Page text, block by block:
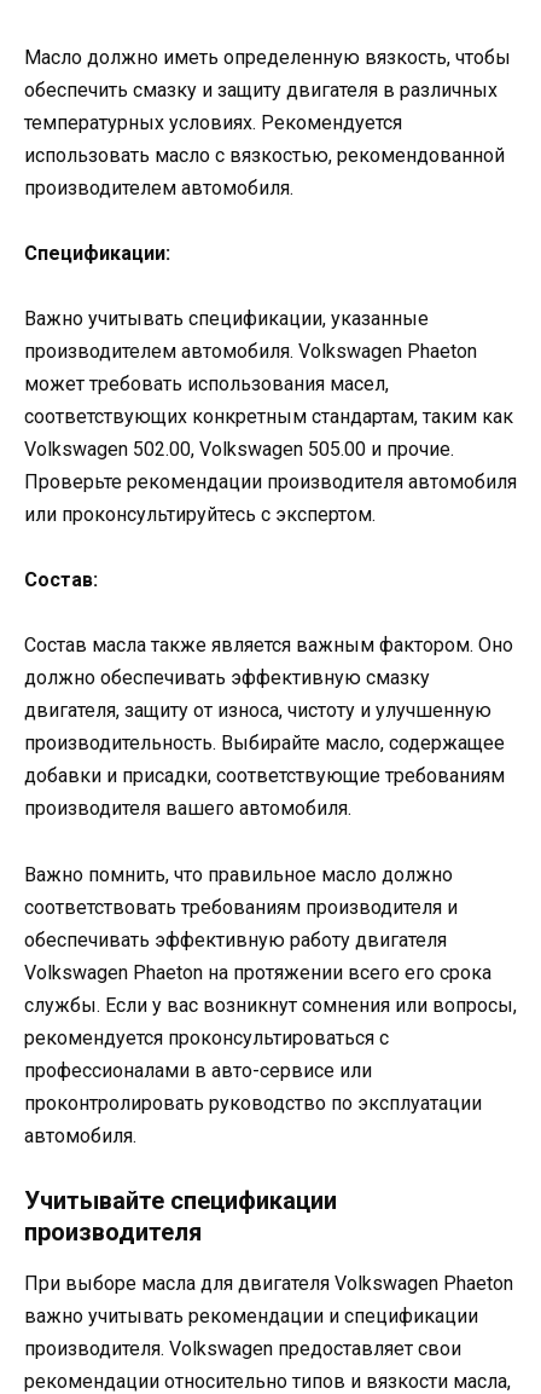
Масло должно иметь определенную вязкость, чтобы
обеспечить смазку и защиту двигателя в различных
температурных условиях. Рекомендуется
использовать масло с вязкостью, рекомендованной
производителем автомобиля.
Спецификации:
Важно учитывать спецификации, указанные
производителем автомобиля. Volkswagen Phaeton
может требовать использования масел,
соответствующих конкретным стандартам, таким как
Volkswagen 502.00, Volkswagen 505.00 и прочие.
Проверьте рекомендации производителя автомобиля
или проконсультируйтесь с экспертом.
Состав:
Состав масла также является важным фактором. Оно
должно обеспечивать эффективную смазку
двигателя, защиту от износа, чистоту и улучшенную
производительность. Выбирайте масло, содержащее
добавки и присадки, соответствующие требованиям
производителя вашего автомобиля.
Важно помнить, что правильное масло должно
соответствовать требованиям производителя и
обеспечивать эффективную работу двигателя
Volkswagen Phaeton на протяжении всего его срока
службы. Если у вас возникнут сомнения или вопросы,
рекомендуется проконсультироваться с
профессионалами в авто-сервисе или
проконтролировать руководство по эксплуатации
автомобиля.
Учитывайте спецификации
производителя
При выборе масла для двигателя Volkswagen Phaeton
важно учитывать рекомендации и спецификации
производителя. Volkswagen предоставляет свои
рекомендации относительно типов и вязкости масла,